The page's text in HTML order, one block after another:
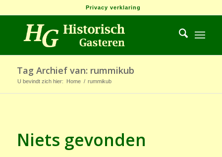
Privacy verklaring
Tag Archief van: rummikub
U bevindt zich hier: Home / rummikub
Niets gevonden